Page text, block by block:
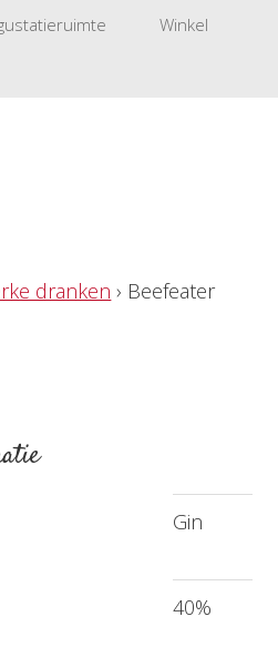
Winkel
dranken › Beefeater
Gin
40%